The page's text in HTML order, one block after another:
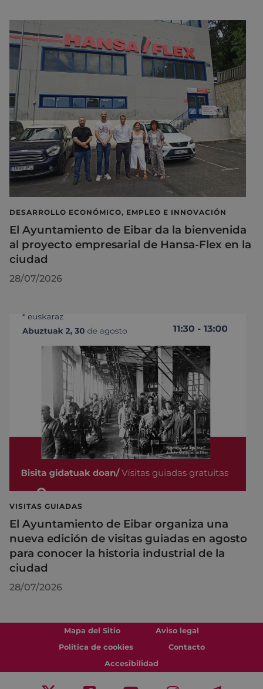
DESARROLLO ECONÓMICO, EMPLEO E INNOVACIÓN
El Ayuntamiento de Eibar da la bienvenida
al proyecto empresarial de Hansa-Flex en la
ciudad
28/07/2026
VISITAS GUIADAS
El Ayuntamiento de Eibar organiza una
nueva edición de visitas guiadas en agosto
para conocer la historia industrial de la
ciudad
28/07/2026
Mapa del Sitio
Aviso legal
Política de cookies
Contacto
Accesibilidad